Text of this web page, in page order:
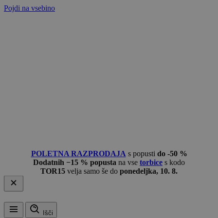
Pojdi na vsebino
POLETNA RAZPRODAJA s popusti do -50 %
Dodatnih −15 % popusta na vse torbice s kodo
TOR15 velja samo še do ponedeljka, 10. 8.
Išči